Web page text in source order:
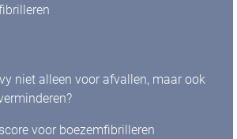
niet alleen voor afvallen, maar ook
voor boezemfibrilleren